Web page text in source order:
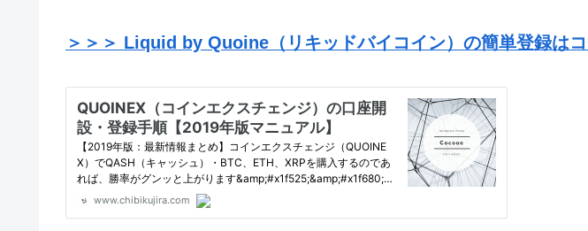
＞＞＞ Liquid by Quoine（リキッドバイコイン）の簡単登録は